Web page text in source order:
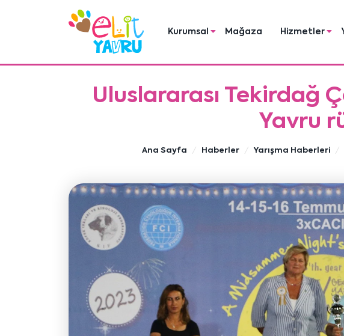
Kurumsal Mağaza Hizmetler
Uluslararası Tekirdağ
Yavru
Ana Sayfa Haberler Yarışma Haberleri